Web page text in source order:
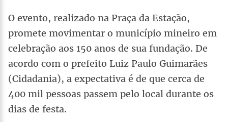
O evento, realizado na Praça da Estação,
promete movimentar o município mineiro em
celebração aos 150 anos de sua fundação. De
acordo com o prefeito Luiz Paulo Guimarães
(Cidadania), a expectativa é de que cerca de
400 mil pessoas passem pelo local durante os
dias de festa.